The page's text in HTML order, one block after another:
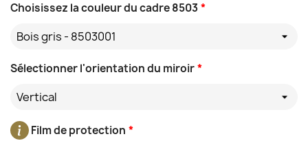
*
Choisissez la couleur du cadre 8503
Bois gris - 8503001
*
Sélectionner l'orientation du miroir
Vertical
*
Film de protection